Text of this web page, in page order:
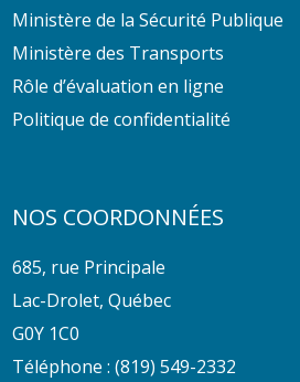
Ministère de la Sécurité Publique
Ministère des Transports
Rôle d’évaluation en ligne
Politique de confidentialité
NOS COORDONNÉES
685, rue Principale
Lac-Drolet, Québec
G0Y 1C0
Téléphone :(819) 549-2332